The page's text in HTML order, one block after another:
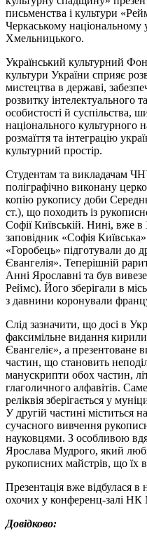
письменства і культури
Черкаському національному
Хмельницького.
Український культурний
культури України сприяє
мистецтва в державі,
розвитку інтелектуального
особистості й суспільства,
національного культурного
розмаїття та інтеграцію
культурний простір.
Студентам та викладачам
поліграфічно виконану
копію рукопису доби
ст.), що походить із
Софії Київській. Нині, вже
заповідник «Софія
«Горобець» підготували до
Євангелія». Теперішній
Анні Ярославні та був
Реймс). Його зберігали в
з давнини коронували
Слід зазначити, що досі в
факсимільне видання
Євангеліє», а презентоване
частин, що становить
манускрипти обох частин,
глаголичного алфавітів.
реліквія зберігається у
У другій частині міститься
сучасного вивчення
науковцями. З особливою
Ярослава Мудрого, який
рукописних майстрів, що їх
Презентація вже відбулася в
охочих у конференц-залі НК
Довідково: